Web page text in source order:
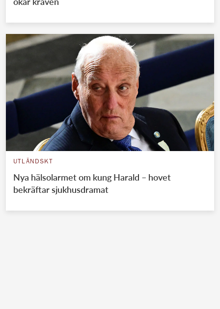
UTLÄNDSKT
Nya hälsolarmet om kung Harald – hovet
bekräftar sjukhusdramat